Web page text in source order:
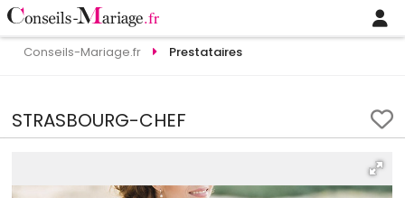
Conseils-Mariage.fr Prestataires
STRASBOURG-CHEF